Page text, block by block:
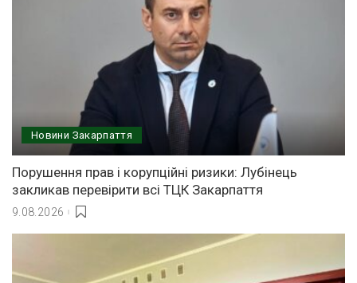
Новини Закарпаття
Порушення прав і корупційні ризики: Лубінець
закликав перевірити всі ТЦК Закарпаття
9.08.2026